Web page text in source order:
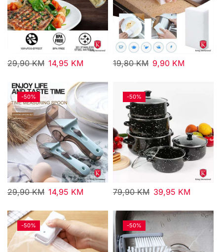
29,90KM 14,95 KM 19,80KM 9,90 KM
-50%
29,90KM 14,95 KM
-50%
79,90KM 39,95 KM
-50% -50%